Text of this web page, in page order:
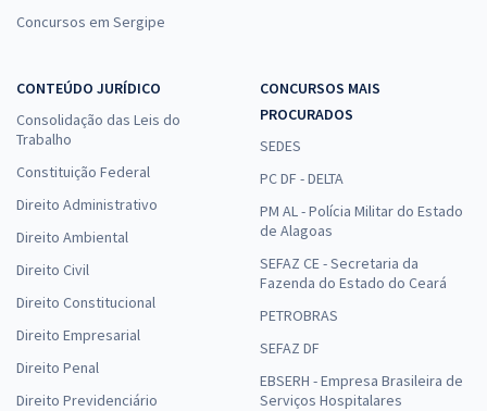
Concursos em Sergipe
CONTEÚDO JURÍDICO
Consolidação das Leis do
Trabalho
Constituição Federal
Direito Administrativo
Direito Ambiental
Direito Civil
Direito Constitucional
Direito Empresarial
Direito Penal
Direito Previdenciário
CONCURSOS MAIS
PROCURADOS
SEDES
PC DF - DELTA
PM AL - Polícia Militar do Estado
de Alagoas
SEFAZ CE - Secretaria da
Fazenda do Estado do Ceará
PETROBRAS
SEFAZ DF
EBSERH - Empresa Brasileira de
Serviços Hospitalares